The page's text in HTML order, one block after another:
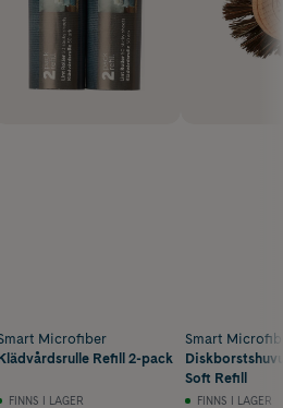
Microfiber
Refill 2-pack
FINNS I LAGER
Smart
Soft Refill
FINNS I LAGER